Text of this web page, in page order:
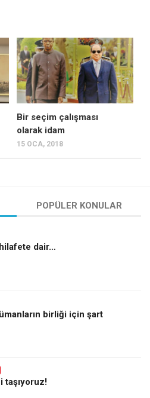
Bir seçim çalışması
olarak idam
15 OCA, 2018
POPÜLER KONULAR
dair…
birliği için şart
taşıyoruz!